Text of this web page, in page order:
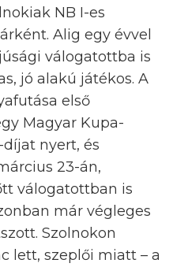
NB I-es
Alig egy évvel
válogatottba is
jó alakú játékos. A
első
Magyar Kupa-
nyert, és
23-án,
válogatottban is
már végleges
Szolnokon
lett, szeplői miatt – a